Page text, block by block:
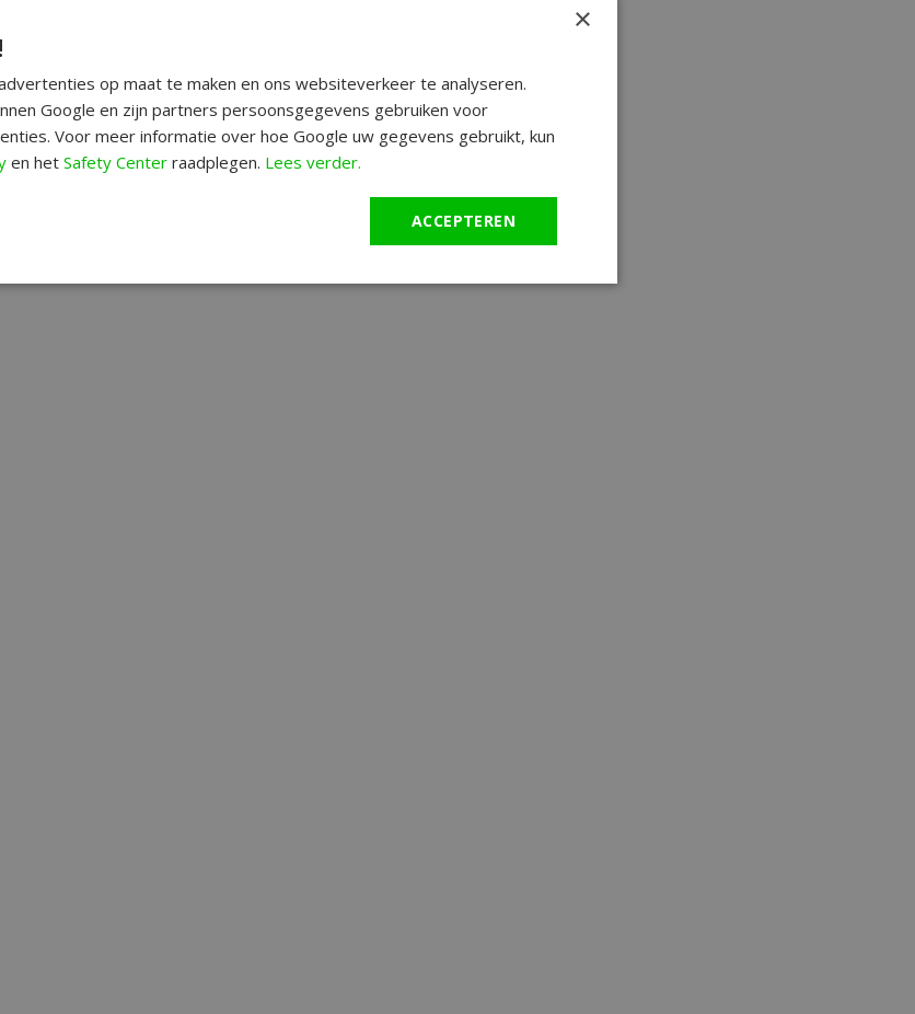
×
op maat te maken en ons websiteverkeer te analyseren.
Google en zijn partners persoonsgegevens gebruiken voor
Voor meer informatie over hoe Google uw gegevens gebruikt, kun
en het Safety Center raadplegen. Lees verder.
ACCEPTEREN